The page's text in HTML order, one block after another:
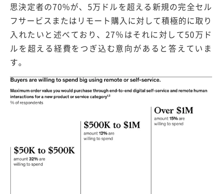
思決定者の70%が、5万ドルを超える新規の完全セル
フサービスまたはリモート購入に対して積極的に取り
入れたいと述べており、27％はそれに対して50万ド
ルを超える経費をつぎ込む意向があると答えていま
す。